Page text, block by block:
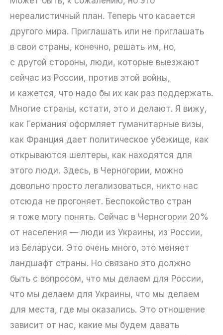
нереалистичный план. Теперь что касается
другого мира. Приглашать или не приглашать
в свои страны, конечно, решать им, но,
с другой стороны, люди, которые выезжают
сейчас из России, против этой войны,
и кажется, что надо бы их как раз поддержать.
Многие страны, кстати, это и делают. Я вижу,
как Германия оформляет гуманитарные визы,
как Франция дает политическое убежище, как
открываются шелтеры, как находятся для
этого люди. Здесь, в Черногории, можно
довольно просто легализоваться, никто нас
отсюда не прогоняет. Беспокойство стран
я тоже могу понять. Сейчас в Черногории 20%
от населения — люди из Украины, из России,
из Беларуси. Это очень много, это меняет
ландшафт страны. Но связано это должно
быть с вопросом, что мы делаем для России,
что мы делаем для Украины, что мы делаем
для места, где мы оказались. Это отношение
зависит от нас, какие мы будем давать